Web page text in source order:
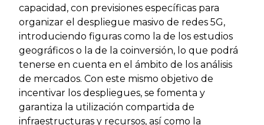
capacidad, con previsiones específicas para
organizar el despliegue masivo de redes 5G,
introduciendo figuras como la de los estudios
geográficos o la de la coinversión, lo que podrá
tenerse en cuenta en el ámbito de los análisis
de mercados. Con este mismo objetivo de
incentivar los despliegues, se fomenta y
garantiza la utilización compartida de
infraestructuras y recursos, así como la